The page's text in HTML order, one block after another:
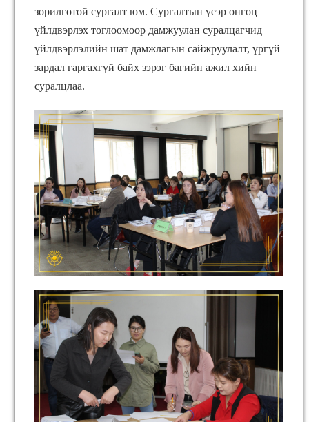
зорилготой сургалт юм. Сургалтын үеэр онгоц
үйлдвэрлэх тоглоомоор дамжуулан суралцагчид
үйлдвэрлэлийн шат дамжлагын сайжруулалт, үргүй
зардал гаргахгүй байх зэрэг багийн ажил хийн
суралцлаа.